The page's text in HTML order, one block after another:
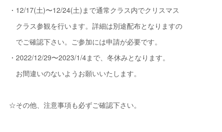
・12/17(土)〜12/24(土)まで通常クラス内でクリスマス
クラス参観を行います。詳細は別途配布となりますの
でご確認下さい。ご参加には申請が必要です。
・2022/12/29〜2023/1/4まで、冬休みとなります。
お間違いのないようお願いいたします。
☆その他、注意事項も必ずご確認下さい。